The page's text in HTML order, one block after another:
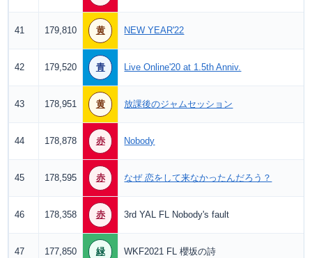
41 179,810 黄 NEW YEAR'22
42 179,520 青 Live Online'20 at 1.5th Anniv.
43 178,951 黄 放課後のジャムセッション
44 178,878 赤 Nobody
45 178,595 赤 なぜ 恋をして来なかったんだろう？
46 178,358 赤 3rd YAL FL Nobody's fault
47 177,850 緑 WKF2021 FL 櫻坂の詩